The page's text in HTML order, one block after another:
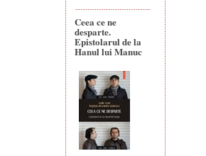
Ceea ce ne
desparte.
Epistolarul de la
Hanul lui Manuc